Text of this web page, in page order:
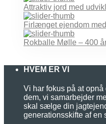
Attraktiv jord med
Firlænget ejendom
Rokballe Mølle – 400
HVEM ER VI
Vi har fokus på at
dem, vi samarbejder
skal sælge din
generationsskifte af en